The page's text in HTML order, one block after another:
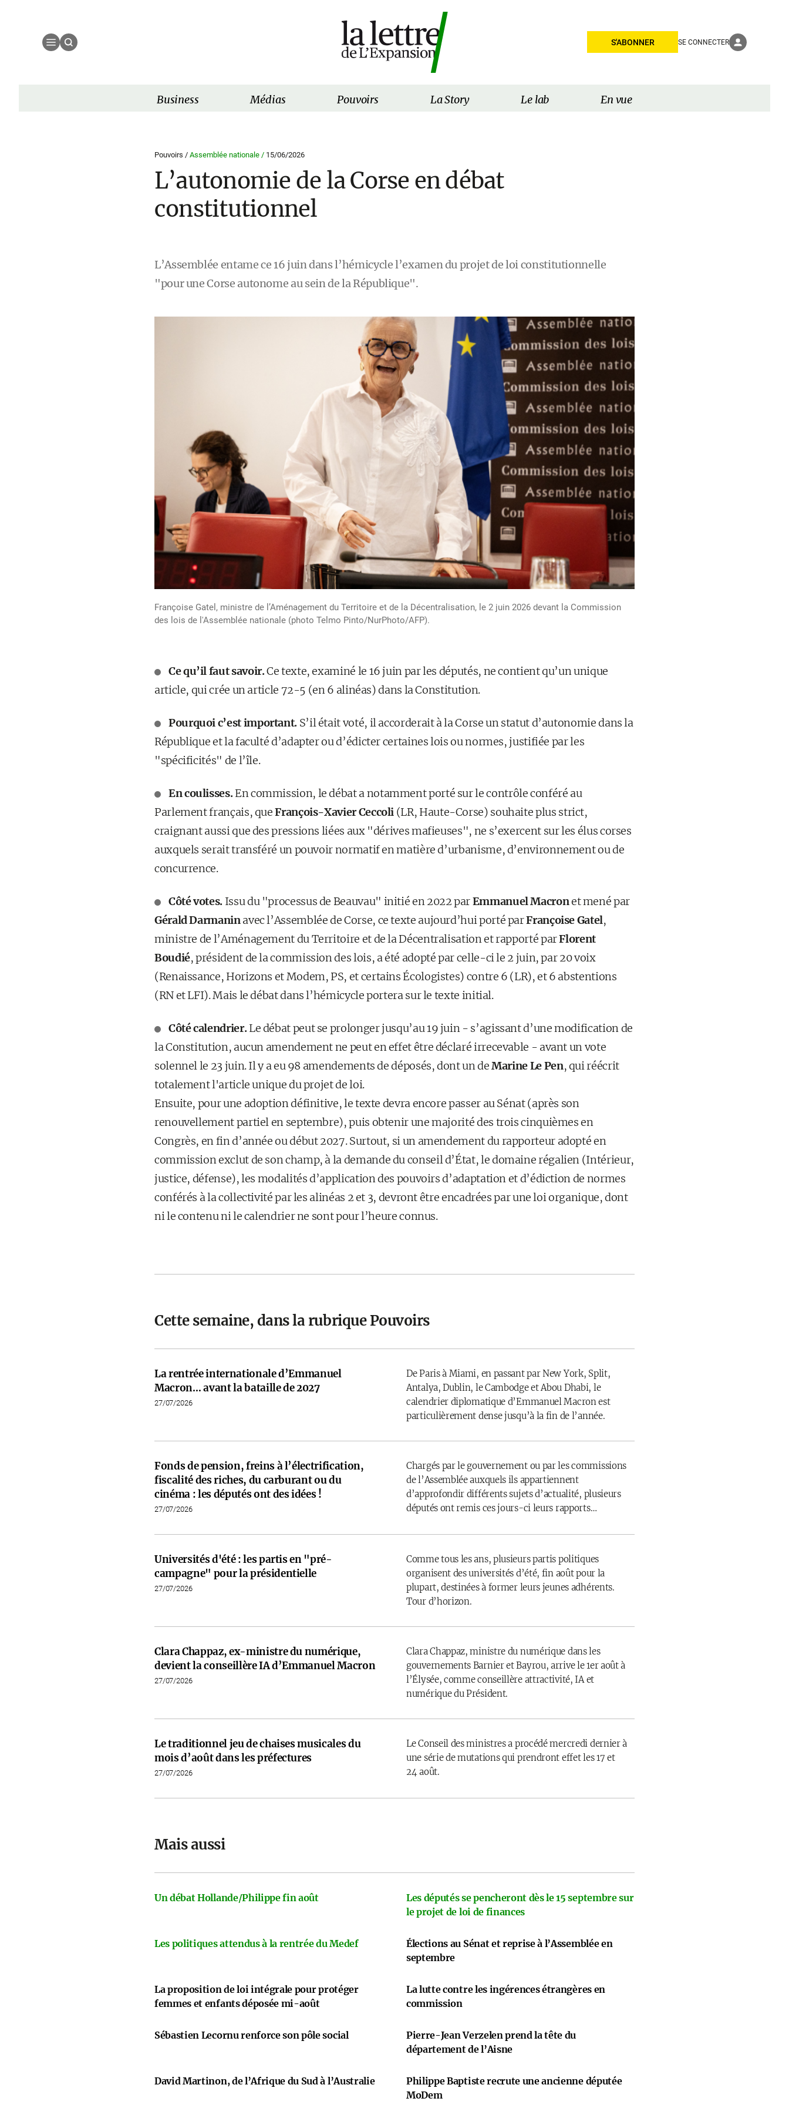
S'ABONNER SE CONNECTER
Business Médias Pouvoirs La Story Le lab En vue
Pouvoirs / Assemblée nationale / 15/06/2026
L’autonomie de la Corse en débat
constitutionnel
L’Assemblée entame ce 16 juin dans l’hémicycle l’examen du projet de loi constitutionnelle
"pour une Corse autonome au sein de la République".
Françoise Gatel, ministre de l’Aménagement du Territoire et de la Décentralisation, le 2 juin 2026 devant la Commission
des lois de l'Assemblée nationale (photo Telmo Pinto/NurPhoto/AFP).
Ce qu’il faut savoir.Ce texte, examiné le 16 juin par les députés, ne contient qu’un unique
article, qui crée un article 72-5 (en 6 alinéas) dans la Constitution.
Pourquoi c’est important. S’il était voté, il accorderait à la Corse un statut d’autonomie dans la
République et la faculté d’adapter ou d’édicter certaines lois ou normes, justifiée par les
"spécificités" de l’île.
En coulisses.En commission, le débat a notamment porté sur le contrôle conféré au
Parlement français, queFrançois-Xavier Ceccoli (LR, Haute-Corse) souhaite plus strict,
craignant aussi que des pressions liées aux "dérives mafieuses", ne s’exercent sur les élus corses
auxquels serait transféré un pouvoir normatif en matière d’urbanisme, d’environnement ou de
concurrence.
Côté votes. Issu du "processus de Beauvau" initié en 2022 parEmmanuel Macronet mené par
Gérald Darmaninavec l’Assemblée de Corse, ce texte aujourd’hui porté parFrançoise Gatel,
ministre de l’Aménagement du Territoire et de la Décentralisation et rapporté parFlorent
Boudié, président de la commission des lois, a été adopté par celle-ci le 2 juin, par 20 voix
(Renaissance, Horizons et Modem, PS, et certains Écologistes) contre 6 (LR), et 6 abstentions
(RN et LFI). Mais le débat dans l’hémicycle portera sur le texte initial.
Côté calendrier.Le débat peut se prolonger jusqu’au 19 juin - s’agissant d’une modification de
la Constitution, aucun amendement ne peut en effet être déclaré irrecevable - avant un vote
solennel le 23 juin. Il y a eu 98 amendements de déposés, dont un deMarine Le Pen, qui réécrit
totalement l'article unique du projet de loi.
Ensuite, pour une adoption définitive, le texte devra encore passer au Sénat (après son
renouvellement partiel en septembre), puis obtenir une majorité des trois cinquièmes en
Congrès, en fin d’année ou début 2027. Surtout, si un amendement du rapporteur adopté en
commission exclut de son champ, à la demande du conseil d’État, le domaine régalien (Intérieur,
justice, défense), les modalités d’application des pouvoirs d’adaptation et d’édiction de normes
conférés à la collectivité par les alinéas 2 et 3, devront être encadrées par une loi organique, dont
ni le contenu ni le calendrier ne sont pour l’heure connus.
Cette semaine, dans la rubrique Pouvoirs
La rentrée internationale d’Emmanuel
Macron… avant la bataille de 2027
27/07/2026
De Paris à Miami, en passant par New York, Split,
Antalya, Dublin, le Cambodge et Abou Dhabi, le
calendrier diplomatique d’Emmanuel Macron est
particulièrement dense jusqu’à la fin de l’année.
Fonds de pension, freins à l’électrification,
fiscalité des riches, du carburant ou du
cinéma : les députés ont des idées !
27/07/2026
Chargés par le gouvernement ou par les commissions
de l’Assemblée auxquels ils appartiennent
d’approfondir différents sujets d’actualité, plusieurs
députés ont remis ces jours-ci leurs rapports…
Universités d'été : les partis en "pré-
campagne" pour la présidentielle
27/07/2026
Comme tous les ans, plusieurs partis politiques
organisent des universités d’été, fin août pour la
plupart, destinées à former leurs jeunes adhérents.
Tour d’horizon.
Clara Chappaz, ex-ministre du numérique,
devient la conseillère IA d’Emmanuel Macron
27/07/2026
Clara Chappaz, ministre du numérique dans les
gouvernements Barnier et Bayrou, arrive le 1er août à
l’Élysée, comme conseillère attractivité, IA et
numérique du Président.
Le traditionnel jeu de chaises musicales du
mois d’août dans les préfectures
27/07/2026
Le Conseil des ministres a procédé mercredi dernier à
une série de mutations qui prendront effet les 17 et
24 août.
Mais aussi
Un débat Hollande/Philippe fin août
Les députés se pencheront dès le 15 septembre sur
le projet de loi de finances
Les politiques attendus à la rentrée du Medef
Élections au Sénat et reprise à l’Assemblée en
septembre
La proposition de loi intégrale pour protéger
femmes et enfants déposée mi-août
La lutte contre les ingérences étrangères en
commission
Sébastien Lecornu renforce son pôle social
Pierre-Jean Verzelen prend la tête du
département de l’Aisne
David Martinon, de l’Afrique du Sud à l’Australie
Philippe Baptiste recrute une ancienne députée
MoDem